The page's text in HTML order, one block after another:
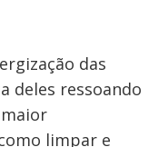
das
deles ressoando
limpar e